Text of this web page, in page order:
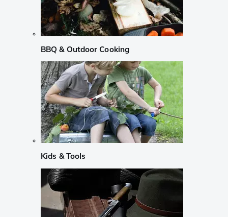
BBQ & Outdoor Cooking
Kids & Tools